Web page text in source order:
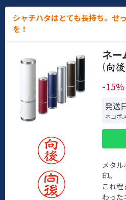
シャチハタはとても長持ち。せ
を！
ネー
(
-15%
発送
ネコポ
メタ
印。
これ
わった